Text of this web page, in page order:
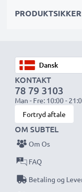
Vælg CELLONIC
KONTAKT
78 79 3103
Man - Fre: 10:00 -
Fortryd aftale
OM SUBTEL
Om Os
FAQ
Betaling og